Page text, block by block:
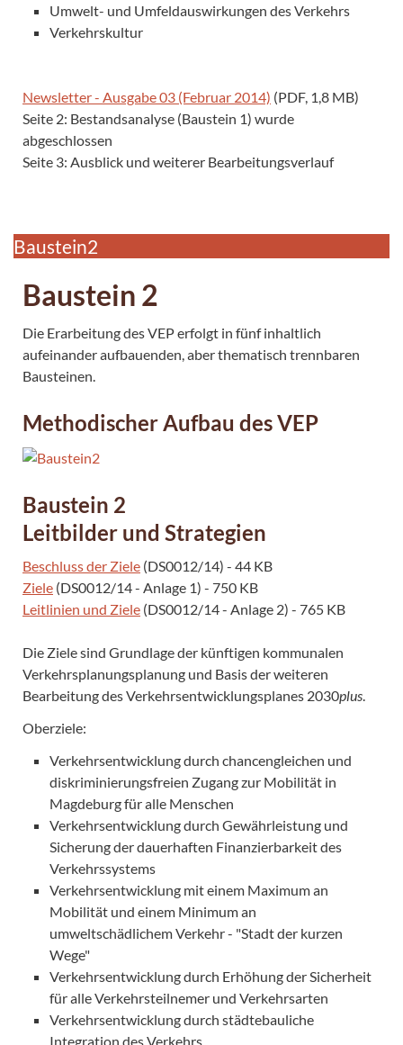
Umwelt- und Umfeldauswirkungen des Verkehrs
Verkehrskultur
Newsletter - Ausgabe 03 (Februar 2014) (PDF, 1,8 MB)
Seite 2: Bestandsanalyse (Baustein 1) wurde
abgeschlossen
Seite 3: Ausblick und weiterer Bearbeitungsverlauf
Baustein2
Baustein 2
Die Erarbeitung des VEP erfolgt in fünf inhaltlich
aufeinander aufbauenden, aber thematisch trennbaren
Bausteinen.
Methodischer Aufbau des VEP
Baustein 2
Leitbilder und Strategien
Beschluss der Ziele (DS0012/14) - 44 KB
Ziele (DS0012/14 - Anlage 1) - 750 KB
Leitlinien und Ziele (DS0012/14 - Anlage 2) - 765 KB
Die Ziele sind Grundlage der künftigen kommunalen
Verkehrsplanungsplanung und Basis der weiteren
Bearbeitung des Verkehrsentwicklungsplanes 2030plus
Oberziele:
Verkehrsentwicklung durch chancengleichen und
diskriminierungsfreien Zugang zur Mobilität in
Magdeburg für alle Menschen
Verkehrsentwicklung durch Gewährleistung und
Sicherung der dauerhaften Finanzierbarkeit des
Verkehrssystems
Verkehrsentwicklung mit einem Maximum an
Mobilität und einem Minimum an
umweltschädlichem Verkehr - "Stadt der kurzen
Wege"
Verkehrsentwicklung durch Erhöhung der Sicherheit
für alle Verkehrsteilnemer und Verkehrsarten
Verkehrsentwicklung durch städtebauliche
Integration des Verkehrs